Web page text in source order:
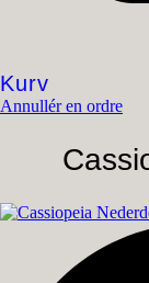
Kurv
Annullér en ordre